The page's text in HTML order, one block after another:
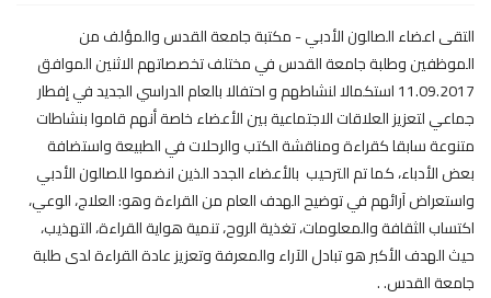
التقى اعضاء الصالون الأدبي - مكتبة جامعة القدس والمؤلف من
الموظفين وطلبة جامعة القدس في مختلف تخصصاتهم الاثنين الموافق
11.09.2017 استكمالا لنشاطهم و احتفالا بالعام الدراسي الجديد في إفطار
جماعي لتعزيز العلاقات الاجتماعية بين الأعضاء خاصة أنهم قاموا بنشاطات
متنوعة سابقا كقراءة ومناقشة الكتب والرحلات في الطبيعة واستضافة
بعض الأدباء، كما تم الترحيب بالأعضاء الجدد الذين انضموا للصالون الأدبي
واستعراض آرائهم في توضيح الهدف العام من القراءة وهو: العلاج، الوعي،
اكتساب الثقافة والمعلومات، تغذية الروح، تنمية هواية القراءة، التهذيب،
حيث الهدف الأكبر هو تبادل الآراء والمعرفة وتعزيز عادة القراءة لدى طلبة
جامعة القدس. .